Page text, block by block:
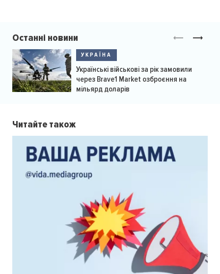
Останні новини
УКРАЇНА
Українські військові за рік замовили
через Brave1 Market озброєння на
мільярд доларів
Читайте також